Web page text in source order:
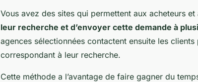
Vous avez des sites qui permettent aux acheteurs
leur recherche et d’envoyer cette demande à
agences sélectionnées contactent ensuite les
correspondant à leur recherche.
Cette méthode a l’avantage de faire gagner du